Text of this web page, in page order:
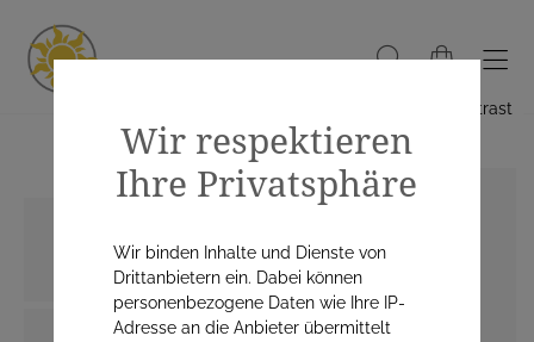
Hoher Kontrast
Wir respektieren
Ihre Privatsphäre
Wir binden Inhalte und Dienste von
Drittanbietern ein. Dabei können
personenbezogene Daten wie Ihre IP-
Adresse an die Anbieter übermittelt